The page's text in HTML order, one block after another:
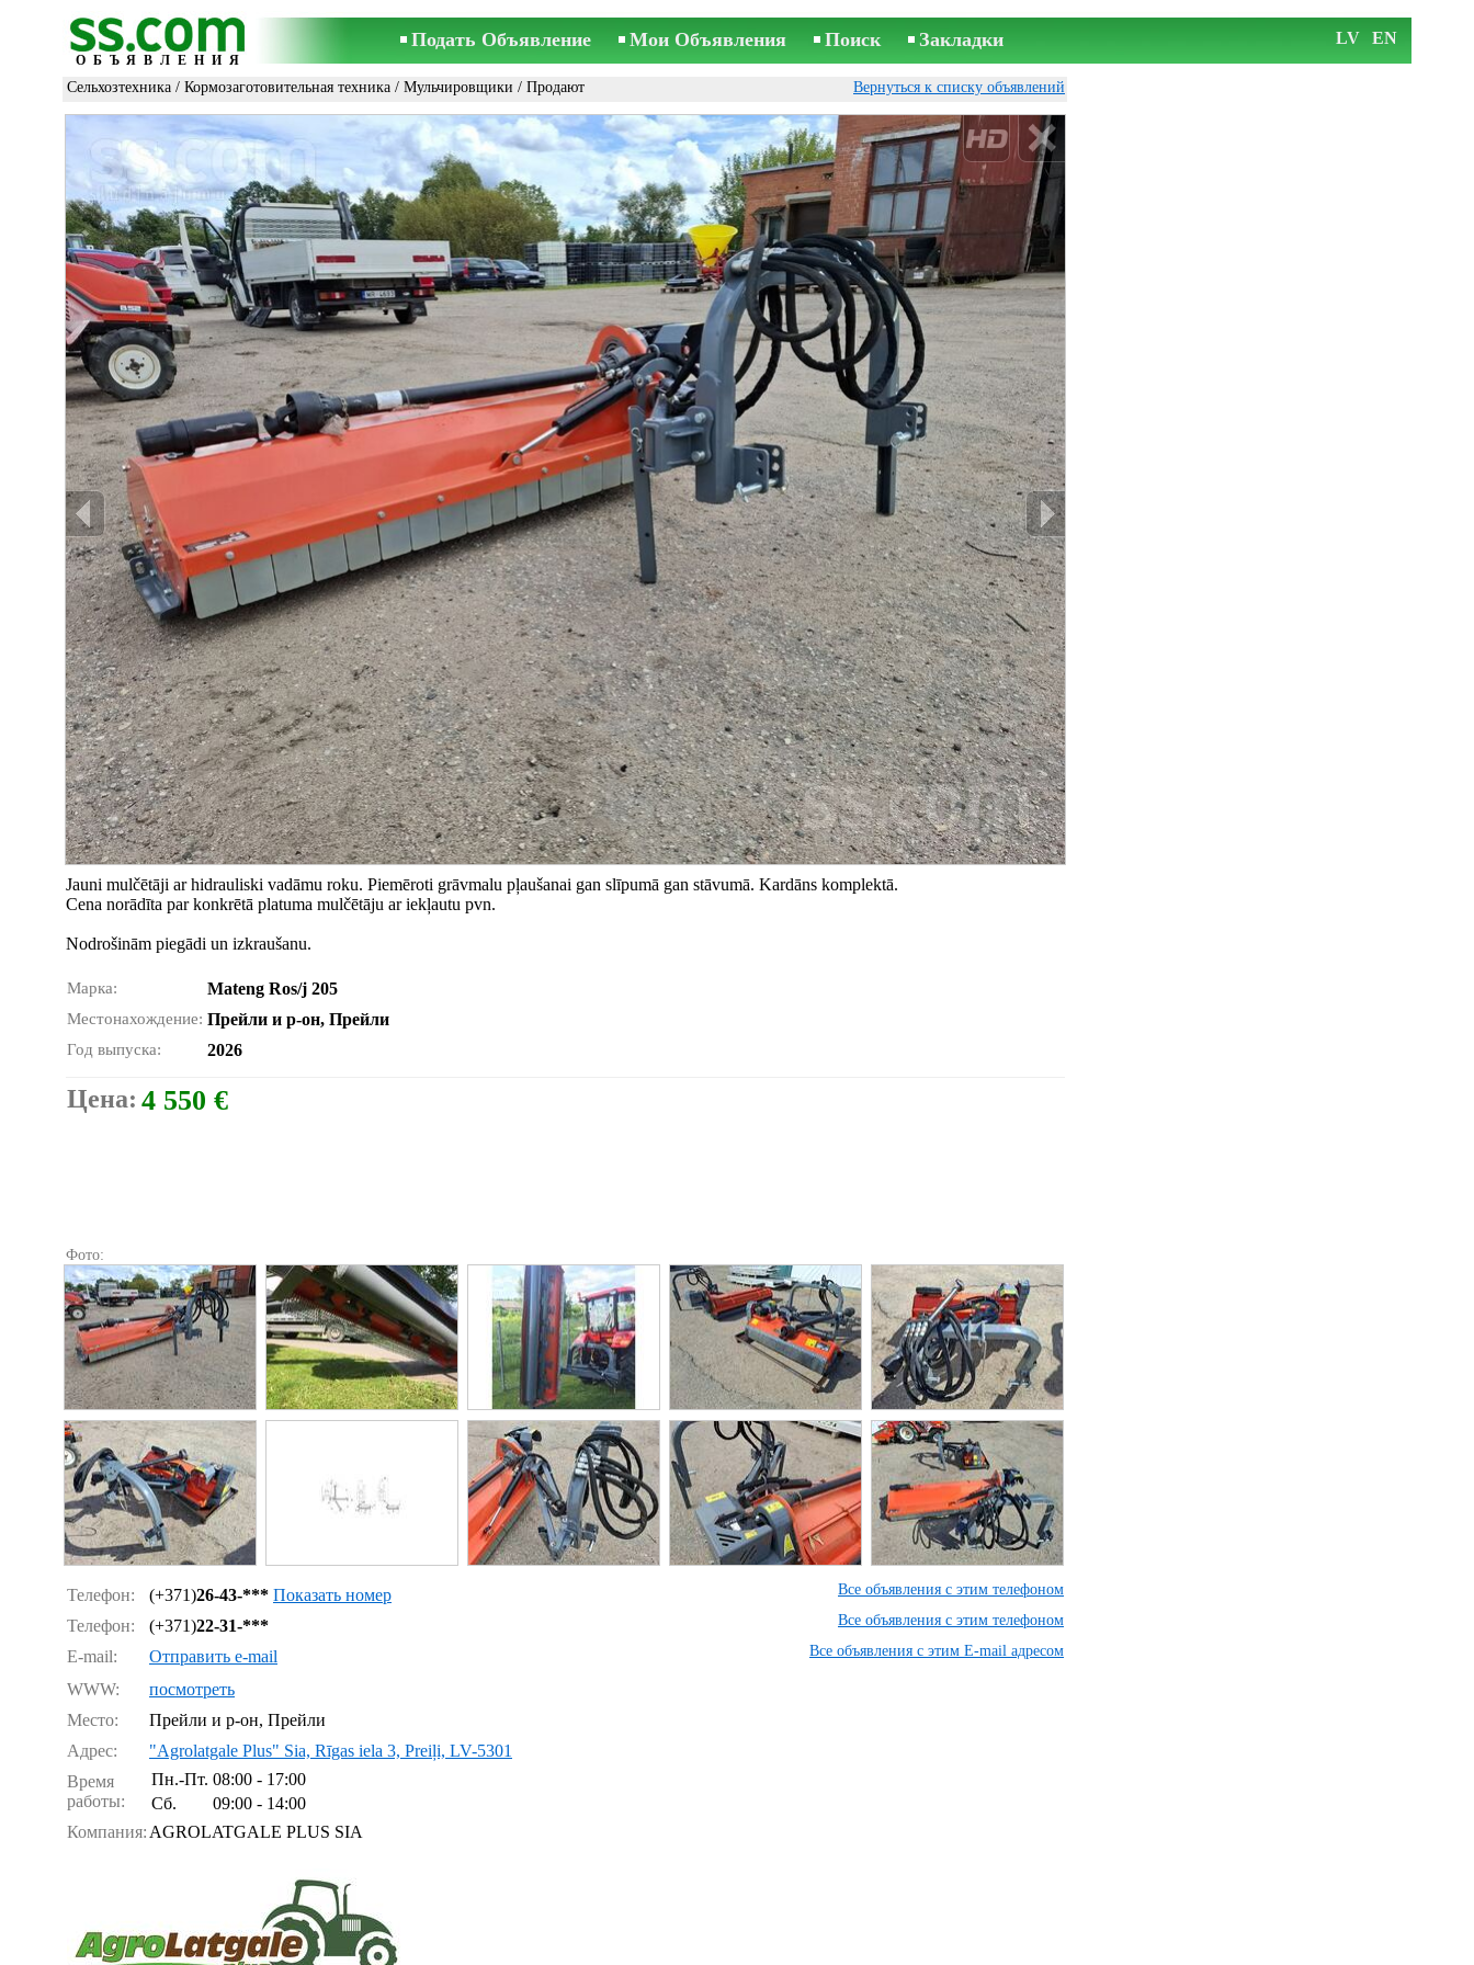
ОБЪЯВЛЕНИЯ
Подать Объявление Мои Объявления Поиск Закладки LV EN
Сельхозтехника / Кормозаготовительная техника / Мульчировщики / Продают Вернуться к списку объявлений
Jauni mulčētāji ar hidrauliski vadāmu roku. Piemēroti grāvmalu pļaušanai gan slīpumā gan stāvumā. Kardāns komplektā.
Cena norādīta par konkrētā platuma mulčētāju ar iekļautu pvn.
Nodrošinām piegādi un izkraušanu.
Марка: Mateng Ros/j 205
Местонахождение: Прейли и р-он, Прейли
Год выпуска: 2026
Цена: 4 550 €
Фото:
Телефон: (+371)26-43-*** Показать номер Все объявления с этим телефоном
Телефон: (+371)22-31-*** Все объявления с этим телефоном
E-mail: Отправить e-mail Все объявления с этим E-mail адресом
WWW:
посмотреть
Место:
Прейли и р-он, Прейли
Адрес:
"Agrolatgale Plus" Sia, Rīgas iela 3, Preiļi, LV-5301
Время
работы:
Пн.-Пт. 08:00 - 17:00
Сб.
09:00 - 14:00
Компания: AGROLATGALE PLUS SIA